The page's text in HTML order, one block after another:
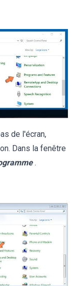
de l'écran,
Dans la fenêtre
.